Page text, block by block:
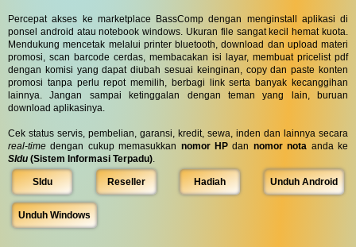
Percepat akses ke marketplace BassComp dengan menginstall aplikasi di
ponsel android atau notebook windows. Ukuran file sangat kecil hemat kuota.
Mendukung mencetak melalui printer bluetooth, download dan upload materi
promosi, scan barcode cerdas, membacakan isi layar, membuat pricelist pdf
dengan komisi yang dapat diubah sesuai keinginan, copy dan paste konten
promosi tanpa perlu repot memilih, berbagi link serta banyak kecanggihan
lainnya. Jangan sampai ketinggalan dengan teman yang lain, buruan
download aplikasinya.
Cek status servis, pembelian, garansi, kredit, sewa, inden dan lainnya secara
real-time dengan cukup memasukkan nomor HP dan nomor nota anda ke
SIdu (Sistem Informasi Terpadu)
SIdu Reseller Hadiah Unduh Android
Unduh Windows